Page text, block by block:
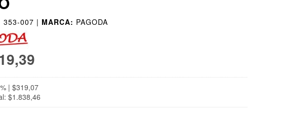
353-007 | MARCA: PAGODA
| $319,07
$1.838,46